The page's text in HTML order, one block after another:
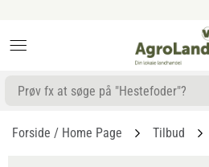
Forside / Home Page Tilbud